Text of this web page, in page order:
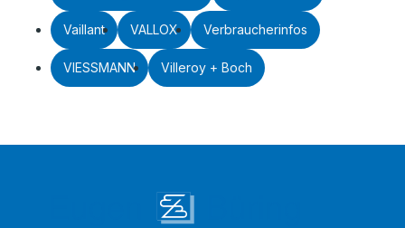
Vaillant VALLOX Verbraucherinfos
VIESSMANN Villeroy + Boch